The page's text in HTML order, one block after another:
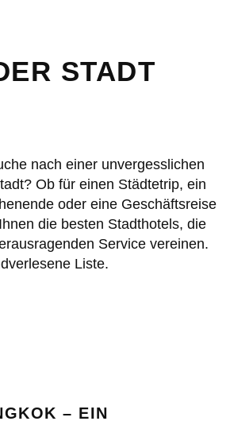
STADT
nach einer unvergesslichen
Ob für einen Städtetrip, ein
oder eine Geschäftsreise
die besten Stadthotels, die
Service vereinen.
Liste.
– EIN